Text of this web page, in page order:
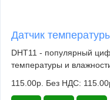
Датчик
DHT11 - популярный
температуры и
115.00р. Без НДС: